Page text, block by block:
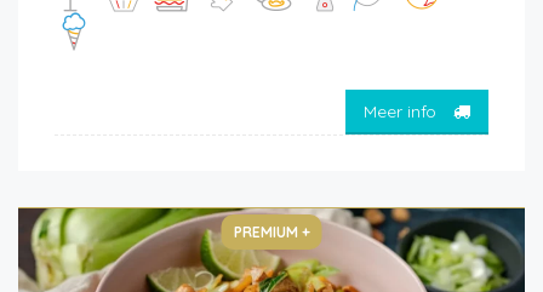
Meer info
PREMIUM +